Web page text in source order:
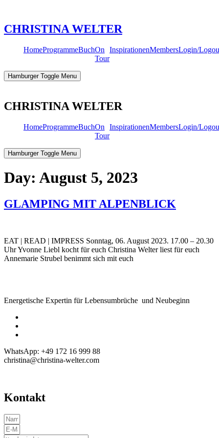
content
CHRISTINA WELTER
HomeProgrammeBuchOn
Tour
InspirationenMembersLogin/
Hamburger Toggle Menu
CHRISTINA WELTER
HomeProgrammeBuchOn
Tour
InspirationenMembersLogin/
Hamburger Toggle Menu
Day: August 5, 2023
GLAMPING MIT ALPENBLICK
EAT | READ | IMPRESS Sonntag, 06. August 2023. 17.00 – 20.30
Uhr Yvonne Liebl kocht für euch Christina Welter liest für euch
Annemarie Strubel benimmt sich mit euch
Energetische Expertin für Lebensumbrüche und Neubeginn
WhatsApp: +49 172 16 999 88
christina@christina-welter.com
Kontakt